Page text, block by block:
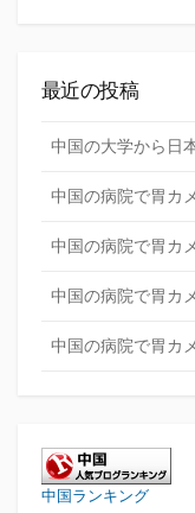
最近の投稿
中国の大学から日
中国の病院で胃カ
中国の病院で胃カ
中国の病院で胃
中国の病院で胃カ
中国ランキング